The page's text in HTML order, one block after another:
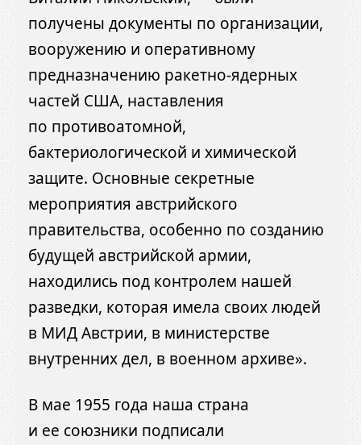
получены документы по организации,
вооружению и оперативному
предназначению ракетно-ядерных
частей США, наставления
по противоатомной,
бактериологической и химической
защите. Основные секретные
мероприятия австрийского
правительства, особенно по созданию
будущей австрийской армии,
находились под контролем нашей
разведки, которая имела своих людей
в МИД Австрии, в министерстве
внутренних дел, в военном архиве».
В мае 1955 года наша страна
и ее союзники подписали